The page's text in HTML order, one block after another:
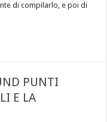
di compilarlo, e poi di
PUNTI
E LA